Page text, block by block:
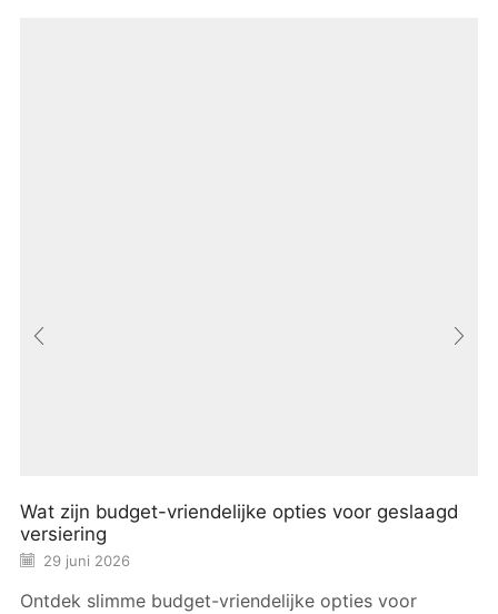
Wat zijn budget-vriendelijke opties voor geslaagd
versiering
29 juni 2026
Ontdek slimme budget-vriendelijke opties voor